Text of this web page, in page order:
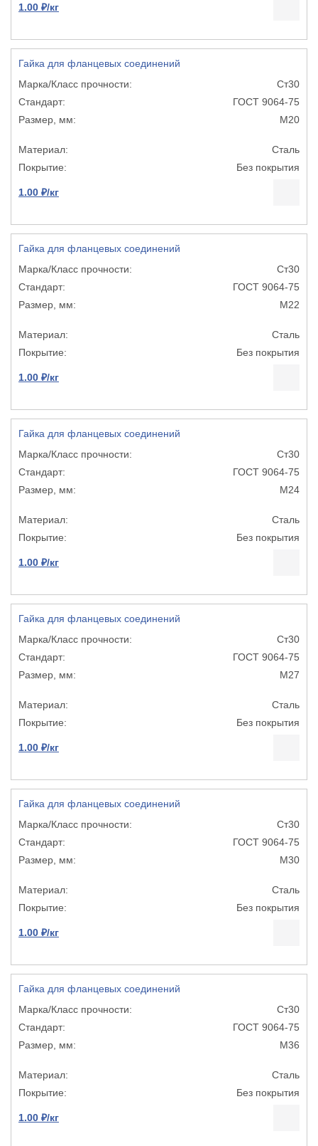
1.00 ₽/кг
Гайка для фланцевых соединений
Ст30
ГОСТ 9064-75
М20
Сталь
Без покрытия
1.00 ₽/кг
Гайка для фланцевых соединений
Ст30
ГОСТ 9064-75
М22
Сталь
Без покрытия
1.00 ₽/кг
Гайка для фланцевых соединений
Ст30
ГОСТ 9064-75
М24
Сталь
Без покрытия
1.00 ₽/кг
Гайка для фланцевых соединений
Ст30
ГОСТ 9064-75
М27
Сталь
Без покрытия
1.00 ₽/кг
Гайка для фланцевых соединений
Ст30
ГОСТ 9064-75
М30
Сталь
Без покрытия
1.00 ₽/кг
Гайка для фланцевых соединений
Ст30
ГОСТ 9064-75
М36
Сталь
Без покрытия
1.00 ₽/кг